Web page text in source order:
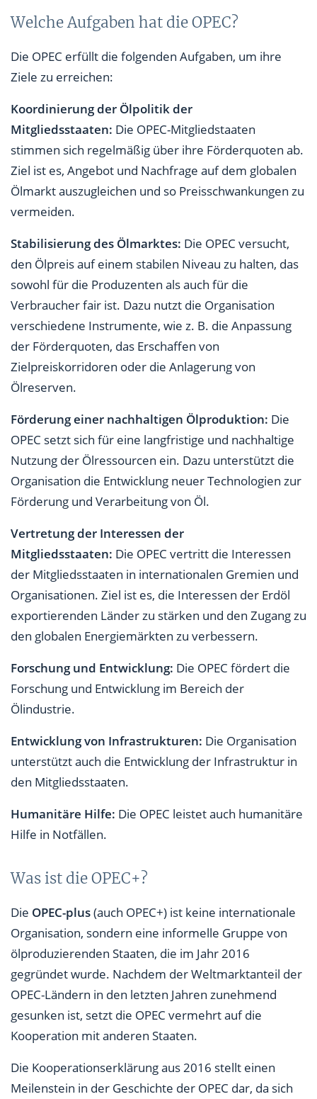
Welche Aufgaben hat die OPEC?
Die OPEC erfüllt die folgenden Aufgaben, um ihre
Ziele zu erreichen:
Koordinierung der Ölpolitik der
Mitgliedsstaaten: Die OPEC-Mitgliedstaaten
stimmen sich regelmäßig über ihre Förderquoten ab.
Ziel ist es, Angebot und Nachfrage auf dem globalen
Ölmarkt auszugleichen und so Preisschwankungen zu
vermeiden.
Stabilisierung des Ölmarktes: Die OPEC versucht,
den Ölpreis auf einem stabilen Niveau zu halten, das
sowohl für die Produzenten als auch für die
Verbraucher fair ist. Dazu nutzt die Organisation
verschiedene Instrumente, wie z. B. die Anpassung
der Förderquoten, das Erschaffen von
Zielpreiskorridoren oder die Anlagerung von
Ölreserven.
Förderung einer nachhaltigen Ölproduktion: Die
OPEC setzt sich für eine langfristige und nachhaltige
Nutzung der Ölressourcen ein. Dazu unterstützt die
Organisation die Entwicklung neuer Technologien zur
Förderung und Verarbeitung von Öl.
Vertretung der Interessen der
Mitgliedsstaaten: Die OPEC vertritt die Interessen
der Mitgliedsstaaten in internationalen Gremien und
Organisationen. Ziel ist es, die Interessen der Erdöl
exportierenden Länder zu stärken und den Zugang zu
den globalen Energiemärkten zu verbessern.
Forschung und Entwicklung: Die OPEC fördert die
Forschung und Entwicklung im Bereich der
Ölindustrie.
Entwicklung von Infrastrukturen: Die Organisation
unterstützt auch die Entwicklung der Infrastruktur in
den Mitgliedsstaaten.
Humanitäre Hilfe: Die OPEC leistet auch humanitäre
Hilfe in Notfällen.
Was ist die OPEC+?
Die OPEC-plus(auch OPEC+) ist keine internationale
Organisation, sondern eine informelle Gruppe von
ölproduzierenden Staaten, die im Jahr 2016
gegründet wurde. Nachdem der Weltmarktanteil der
OPEC-Ländern in den letzten Jahren zunehmend
gesunken ist, setzt die OPEC vermehrt auf die
Kooperation mit anderen Staaten.
Die Kooperationserklärung aus 2016 stellt einen
Meilenstein in der Geschichte der OPEC dar, da sich